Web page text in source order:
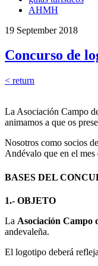
AHMH
19 September 2018
Concurso de
< return
La Asociación Campo
animamos a que os
Nosotros como socios
Andévalo que en el mes
BASES DEL
1.- OBJETO
La Asociación Campo
andevaleña.
El logotipo deberá